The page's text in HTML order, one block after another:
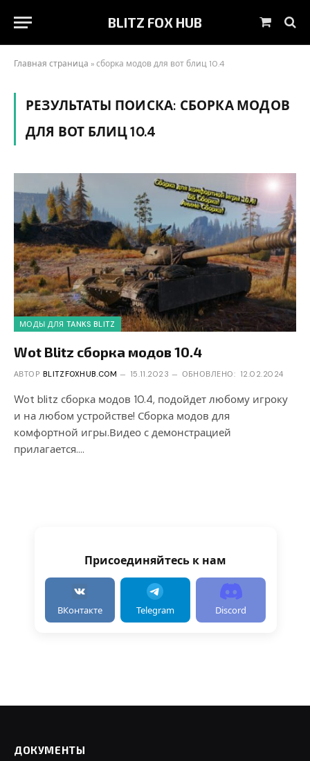
BLITZ FOX HUB Корзина
Главная страница »сборка модов для вот блиц 10.4
РЕЗУЛЬТАТЫ ПОИСКА: СБОРКА МОДОВ
ДЛЯ ВОТ БЛИЦ 10.4
МОДЫ ДЛЯ TANKS BLITZ
Wot Blitz сборка модов 10.4
АВТОР BLITZFOXHUB.COM 15.11.2023 ОБНОВЛЕНО: 12.02.2024
Wot blitz сборка модов 10.4, подойдет любому игроку
и на любом устройстве! Сборка модов для
комфортной игры.Видео с демонстрацией
прилагается.…
Присоединяйтесь к нам
ВКонтакте Telegram Discord
ДОКУМЕНТЫ